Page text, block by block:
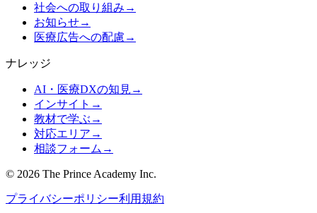
社会への取り組み →
お知らせ→
医療広告への配慮 →
ナレッジ
AI・医療DXの知見 →
インサイト →
教材で学ぶ →
対応エリア →
相談フォーム →
© 2026 The Prince Academy Inc.
プライバシーポリシー利用規約